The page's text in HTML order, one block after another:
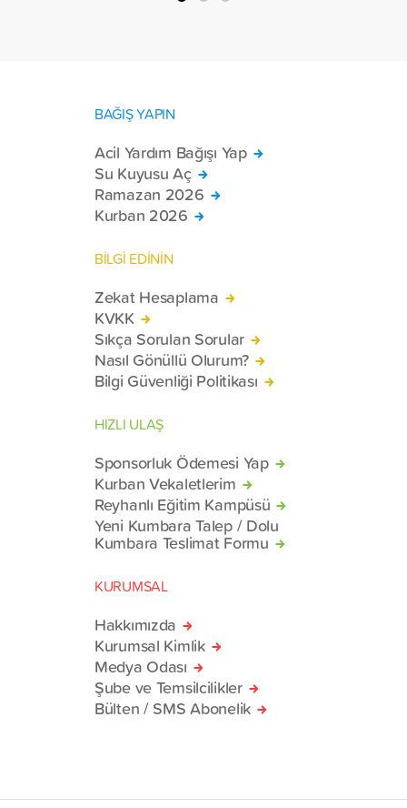
BAĞIŞ YAPIN
Acil Yardım Bağışı Yap
Su Kuyusu Aç
Ramazan 2026
Kurban 2026
BİLGİ EDİNİN
Zekat Hesaplama
KVKK
Sıkça Sorulan Sorular
Nasıl Gönüllü Olurum?
Bilgi Güvenliği Politikası
HIZLI ULAŞ
Sponsorluk Ödemesi Yap
Kurban Vekaletlerim
Reyhanlı Eğitim Kampüsü
Yeni Kumbara Talep / Dolu
Kumbara Teslimat Formu
KURUMSAL
Hakkımızda
Kurumsal Kimlik
Medya Odası
Şube ve Temsilcilikler
Bülten / SMS Abonelik